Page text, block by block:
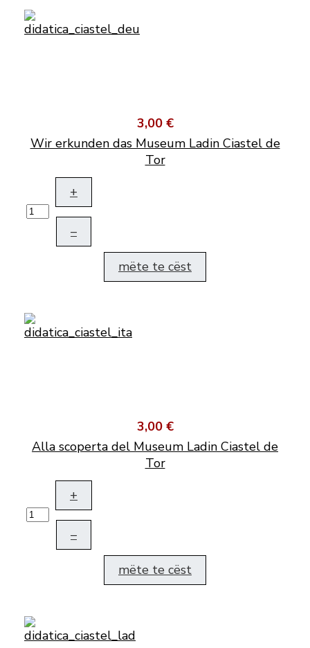
3,00 €
Wir erkunden das Museum Ladin Ciastel de
Tor
+
–
mëte te cëst
3,00 €
Alla scoperta del Museum Ladin Ciastel de
Tor
+
–
mëte te cëst